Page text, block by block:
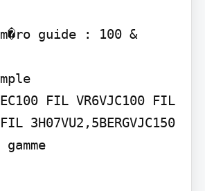
guide : 100 &
FIL VR6VJC100 FIL
3H07VU2,5BERGVJC150